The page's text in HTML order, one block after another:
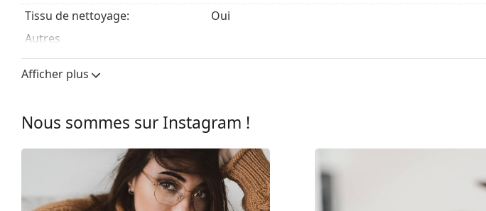
Tissu de nettoyage:
Oui
Autres
Sexe:
Unisex
Catégorie:
Afficher plus
Nous sommes sur Instagram !